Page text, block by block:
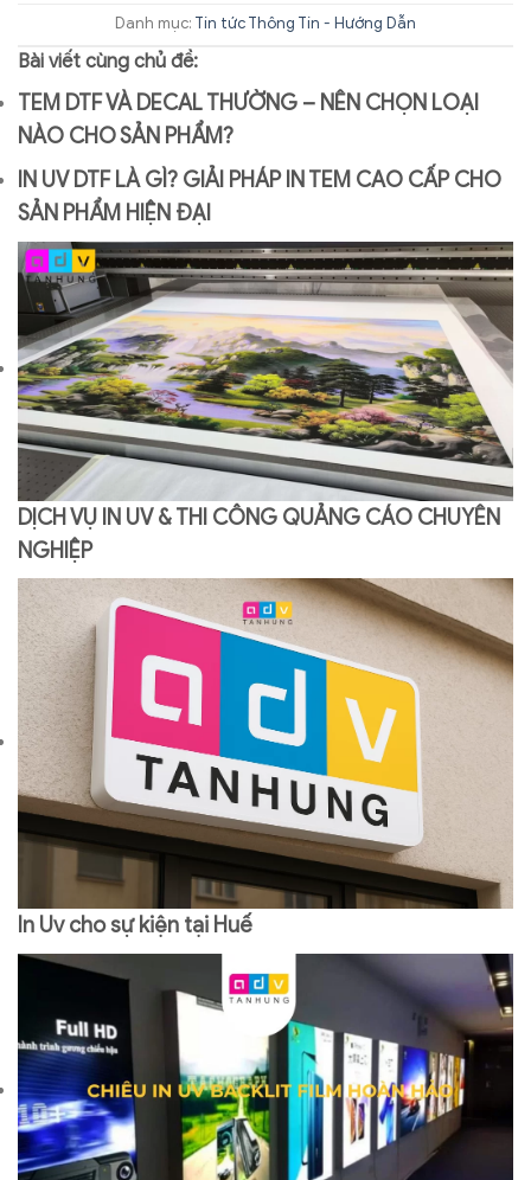
Danh mục: Tin tứcThông Tin - Hướng Dẫn
Bài viết cùng chủ đề:
TEM DTF VÀ DECAL THƯỜNG – NÊN CHỌN LOẠI
NÀO CHO SẢN PHẨM?
IN UV DTF LÀ GÌ? GIẢI PHÁP IN TEM CAO CẤP CHO
SẢN PHẨM HIỆN ĐẠI
DỊCH VỤ IN UV & THI CÔNG QUẢNG CÁO CHUYÊN
NGHIỆP
In Uv cho sự kiện tại Huế